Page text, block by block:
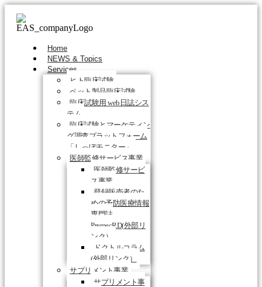
Home
NEWS & Topics
Services
ヒト臨床試験
ペット製品臨床試験
臨床試験用 web日誌シス
テム
臨床試験とマーケティン
グ調査プラットフォーム
「しっぽモニター」
医師監修サービス事業
医師監修サービ
ス事業
登録販売者のた
めの予防医療情報
専門誌
PremecRD(外部リ
ンク）
ドクトルコラム
(外部リンク）
サプリメント事業
サプリメント事